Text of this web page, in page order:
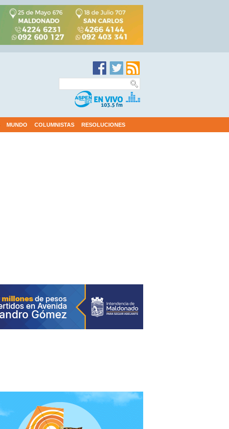
MUNDO COLUMNISTAS RESOLUCIONES